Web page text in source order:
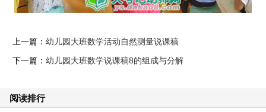
上一篇： 幼儿园大班数学活动自然测量说课稿
下一篇： 幼儿园大班数学说课稿8的组成与分解
阅读排行